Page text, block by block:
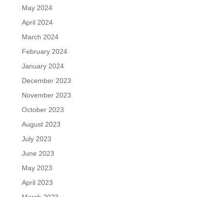
May 2024
April 2024
March 2024
February 2024
January 2024
December 2023
November 2023
October 2023
August 2023
July 2023
June 2023
May 2023
April 2023